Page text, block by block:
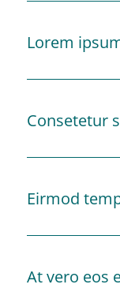
Lorem
Consetetur
Eirmod
At vero eos